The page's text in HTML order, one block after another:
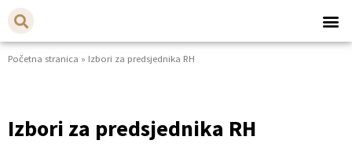
Početna stranica » Izbori za predsjednika RH
Izbori za predsjednika RH